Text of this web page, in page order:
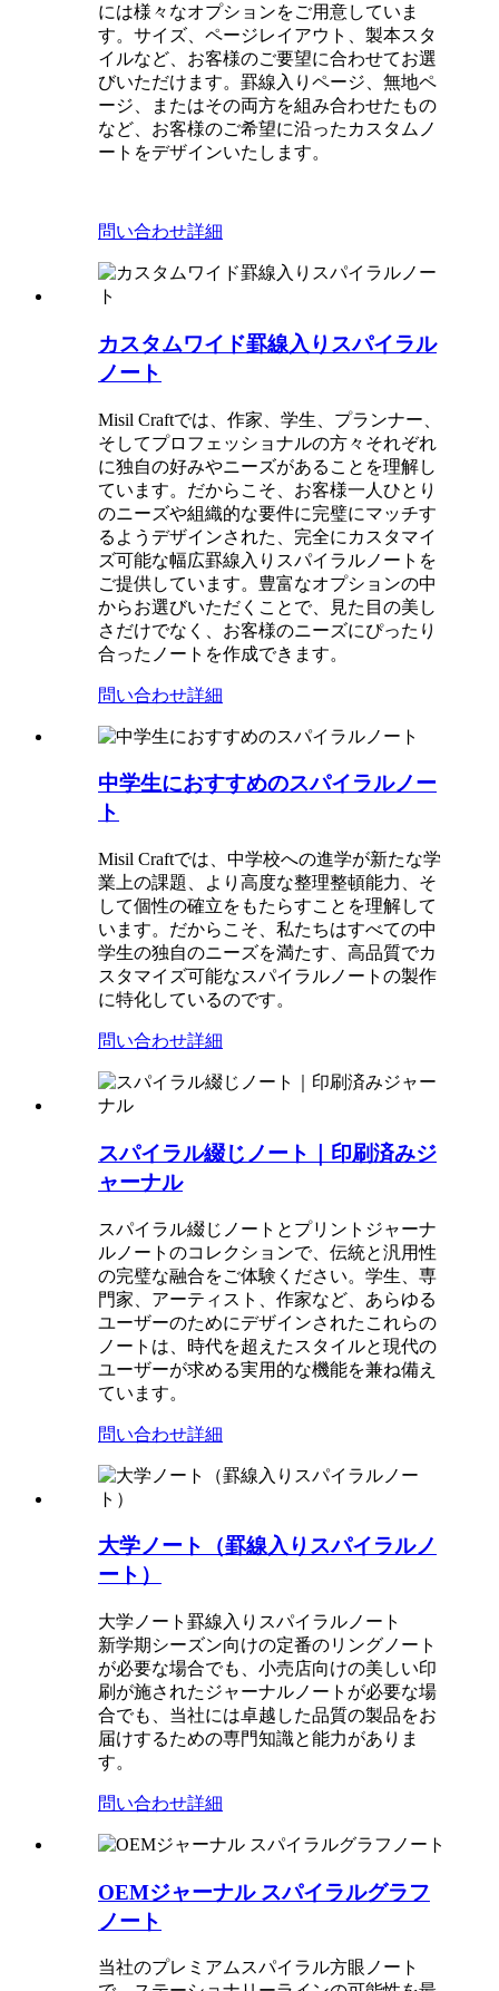
には様々なオプションをご用意していま
す。サイズ、ページレイアウト、製本スタ
イルなど、お客様のご要望に合わせてお選
びいただけます。罫線入りページ、無地ペ
ージ、またはその両方を組み合わせたもの
など、お客様のご希望に沿ったカスタムノ
ートをデザインいたします。
問い合わせ詳細
カスタムワイド罫線入りスパイラル
ノート
Misil Craftでは、作家、学生、プランナー、
そしてプロフェッショナルの方々それぞれ
に独自の好みやニーズがあることを理解し
ています。だからこそ、お客様一人ひとり
のニーズや組織的な要件に完璧にマッチす
るようデザインされた、完全にカスタマイ
ズ可能な幅広罫線入りスパイラルノートを
ご提供しています。豊富なオプションの中
からお選びいただくことで、見た目の美し
さだけでなく、お客様のニーズにぴったり
合ったノートを作成できます。
問い合わせ詳細
中学生におすすめのスパイラルノー
ト
Misil Craftでは、中学校への進学が新たな学
業上の課題、より高度な整理整頓能力、そ
して個性の確立をもたらすことを理解して
います。だからこそ、私たちはすべての中
学生の独自のニーズを満たす、高品質でカ
スタマイズ可能なスパイラルノートの製作
に特化しているのです。
問い合わせ詳細
スパイラル綴じノート｜印刷済みジ
ャーナル
スパイラル綴じノートとプリントジャーナ
ルノートのコレクションで、伝統と汎用性
の完璧な融合をご体験ください。学生、専
門家、アーティスト、作家など、あらゆる
ユーザーのためにデザインされたこれらの
ノートは、時代を超えたスタイルと現代の
ユーザーが求める実用的な機能を兼ね備え
ています。
問い合わせ詳細
大学ノート（罫線入りスパイラルノ
ート）
大学ノート罫線入りスパイラルノート
新学期シーズン向けの定番のリングノート
が必要な場合でも、小売店向けの美しい印
刷が施されたジャーナルノートが必要な場
合でも、当社には卓越した品質の製品をお
届けするための専門知識と能力がありま
す。
問い合わせ詳細
OEMジャーナル スパイラルグラフ
ノート
当社のプレミアムスパイラル方眼ノート